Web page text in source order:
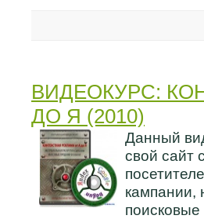
ВИДЕОКУРС:
ДО Я (2010)
Данный
свой сайт
кампании,